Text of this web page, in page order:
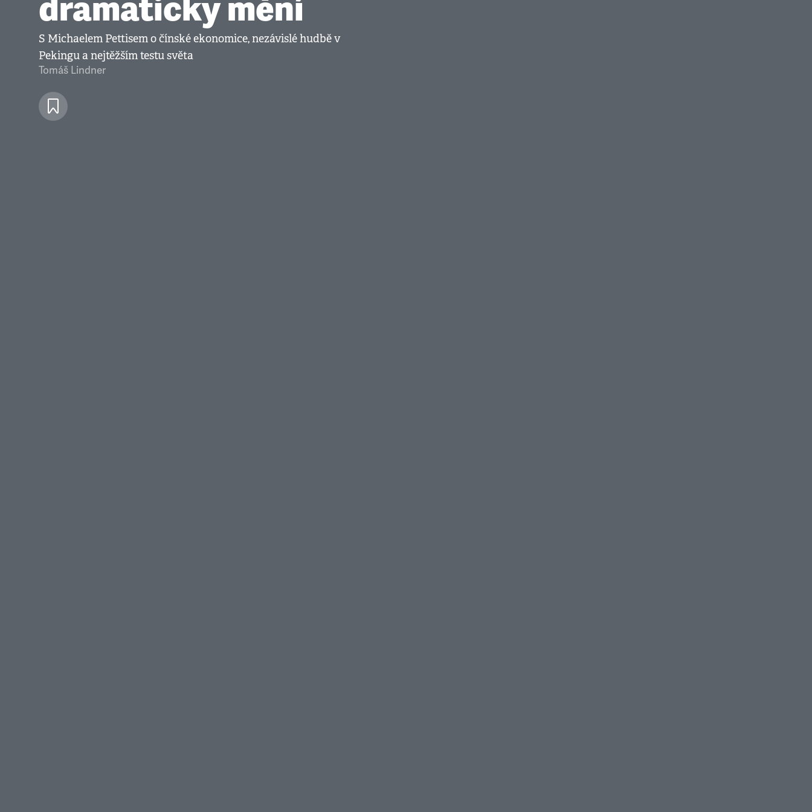
dramaticky mění
S Michaelem Pettisem o čínské ekonomice, nezávislé hudbě v
Pekingu a nejtěžším testu světa
Tomáš Lindner